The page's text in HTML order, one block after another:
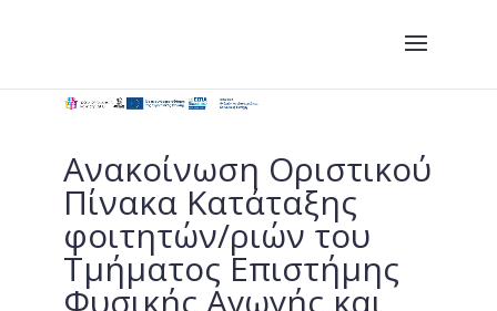
Ανακοίνωση Οριστικού
Πίνακα Κατάταξης
φοιτητών/ριών του
Τμήματος Επιστήμης
Φυσικής Αγωγής και